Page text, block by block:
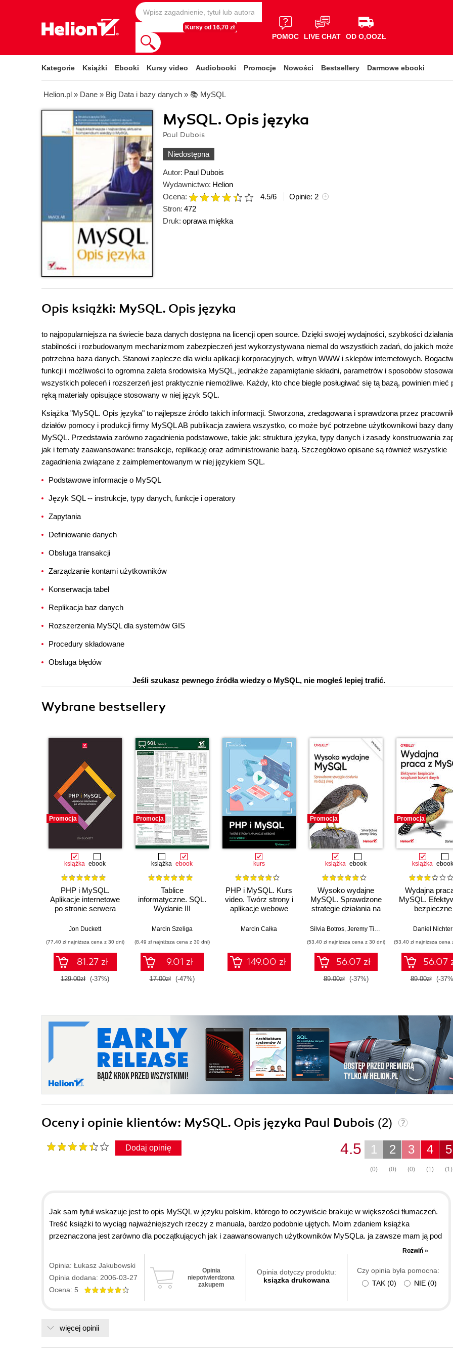
Kursy od 16,70 zł
POMOC LIVE CHAT OD O,OOZŁ
Kategorie Książki Ebooki Kursy video Audiobooki Promocje Nowości Bestsellery Darmowe ebooki
Helion.pl » Dane » Big Data i bazy danych » 📚 MySQL
MySQL. Opis języka
Paul Dubois
Niedostępna
Autor: Paul Dubois
Wydawnictwo: Helion
Ocena:
4.5/6 Opinie: 2
Stron: 472
Druk: oprawa miękka
Opis książki: MySQL. Opis języka
to najpopularniejsza na świecie baza danych dostępna na licencji open source. Dzięki swojej wydajności, szybkości
stabilności i rozbudowanym mechanizmom zabezpieczeń jest wykorzystywana niemal do wszystkich zadań, do jakich
potrzebna baza danych. Stanowi zaplecze dla wielu aplikacji korporacyjnych, witryn WWW i sklepów internetowych.
funkcji i możliwości to ogromna zaleta środowiska MySQL, jednakże zapamiętanie składni, parametrów i sposobów
wszystkich poleceń i rozszerzeń jest praktycznie niemożliwe. Każdy, kto chce biegle posługiwać się tą bazą, powinien mieć
ręką materiały opisujące stosowany w niej język SQL.
Książka "MySQL. Opis języka" to najlepsze źródło takich informacji. Stworzona, zredagowana i sprawdzona przez
działów pomocy i produkcji firmy MySQL AB publikacja zawiera wszystko, co może być potrzebne użytkownikowi bazy
MySQL. Przedstawia zarówno zagadnienia podstawowe, takie jak: struktura języka, typy danych i zasady konstruowania
jak i tematy zaawansowane: transakcje, replikację oraz administrowanie bazą. Szczegółowo opisane są również wszystkie
zagadnienia związane z zaimplementowanym w niej językiem SQL.
Podstawowe informacje o MySQL
Język SQL -- instrukcje, typy danych, funkcje i operatory
Zapytania
Definiowanie danych
Obsługa transakcji
Zarządzanie kontami użytkowników
Konserwacja tabel
Replikacja baz danych
Rozszerzenia MySQL dla systemów GIS
Procedury składowane
Obsługa błędów
Jeśli szukasz pewnego źródła wiedzy o MySQL, nie mogłeś lepiej trafić.
Wybrane bestsellery
Promocja
książka ebook
PHP i MySQL.
Aplikacje internetowe
po stronie serwera
Jon Duckett
(77,40 zł najniższa cena z 30 dni)
81.27 zł
129.00zł (-37%)
Promocja
książka ebook
Tablice
informatyczne. SQL.
Wydanie III
Marcin Szeliga
(8,49 zł najniższa cena z 30 dni)
9.01 zł
17.00zł (-47%)
kurs
PHP i MySQL. Kurs
video. Twórz strony i
aplikacje webowe
Marcin Całka
149.00 zł
Promocja
książka ebook
Wysoko wydajne
MySQL. Sprawdzone
strategie działania na
IV
Silvia Botros, Jeremy Tinley
(53,40 zł najniższa cena z 30 dni)
56.07 zł
89.00zł (-37%)
Promocja
książka ebook
Wydajna
MySQL.
bezpieczne
danych
Daniel Nichter
(53,40 zł najniższa cena
56.07
89.00zł (-
Oceny i opinie klientów: MySQL. Opis języka Paul Dubois (2)
Dodaj opinię 5
(1)
4
(1)
3
(0)
2
(0)
1
(0)
4.5
Jak sam tytuł wskazuje jest to opis MySQL w języku polskim, którego to oczywiście brakuje w większości tłumaczeń.
Treść książki to wyciąg najważniejszych rzeczy z manuala, bardzo podobnie ujętych. Moim zdaniem książka
przeznaczona jest zarówno dla początkujących jak i zaawansowanych użytkowników MySQLa. ja zawsze mam ją pod
Rozwiń »
Opinia: Łukasz Jakubowski
Opinia dodana: 2006-03-27
Ocena: 5
Opinia
niepotwierdzona
zakupem
Opinia dotyczy produktu:
ksiązka drukowana
Czy opinia była pomocna:
TAK (0) NIE (0)
więcej opinii